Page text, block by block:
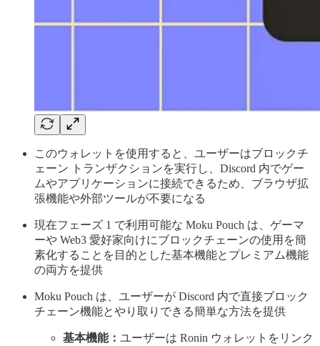
このウォレットを使用すると、ユーザーはブロックチ
ェーン トランザクションを実行し、Discord 内でゲー
ムやアプリケーションに接続できるため、ブラウザ拡
張機能や外部ツールが不要になる
現在フェーズ 1 で利用可能な Moku Pouch は、ゲーマ
ーや Web3 愛好家向けにブロックチェーンの使用を簡
素化することを目的とした基本機能とプレミアム機能
の両方を提供
Moku Pouch は、ユーザーが Discord 内で直接ブロック
チェーン機能とやり取りできる簡単な方法を提供
基本機能： ユーザーは Ronin ウォレットをリンク